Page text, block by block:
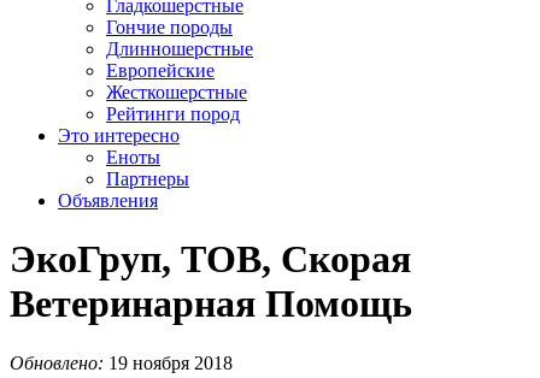
Гладкошерстные
Гончие породы
Длинношерстные
Европейские
Жесткошерстные
Рейтинги пород
Это интересно
Еноты
Партнеры
Объявления
ЭкоГруп, ТОВ, Скорая
Ветеринарная Помощь
Обновлено: 19 ноября 2018